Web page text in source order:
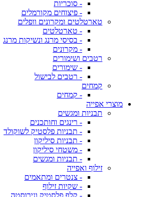
- סוכריות
- פיצוחים מקורמלים
טארטלטים ומקרונים וופלים
- טארטלטים
- בסיסי מרנג ונשיקות מרנג
- מקרונים
רטבים ושימורים
- שימורים
- רטבים לבישול
קמחים
- קמחים
מוצרי אפייה
תבניות ומגשים
- רינגים וחותכנים
- תבניות פלסטיק לשוקולד
- תבניות סיליקון
- משטחי סיליקון
- תבניות ומגשים
זילוף ואפייה
- צנטרים ומתאמים
- שקיות זילוף
- קלף פלסטיק ונירוסטה